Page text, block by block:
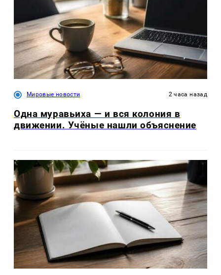
Мировые новости 2 часа назад
Одна муравьиха — и вся колония в
движении. Учёные нашли объяснение